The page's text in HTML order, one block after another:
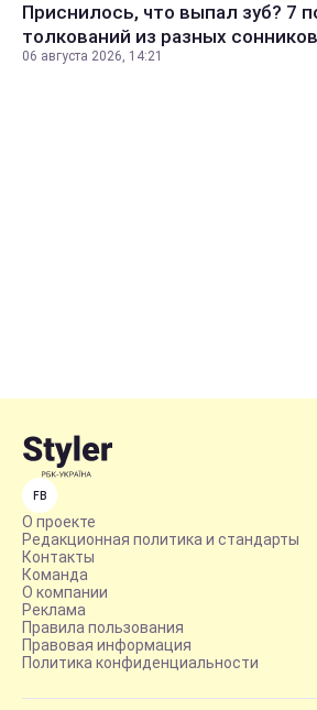
Приснилось, что выпал зуб? 7
толкований из разных сонников
06 августа 2026, 14:21
FB
О проекте
Редакционная политика и стандарты
Контакты
Команда
О компании
Реклама
Правила пользования
Правовая информация
Политика конфиденциальности